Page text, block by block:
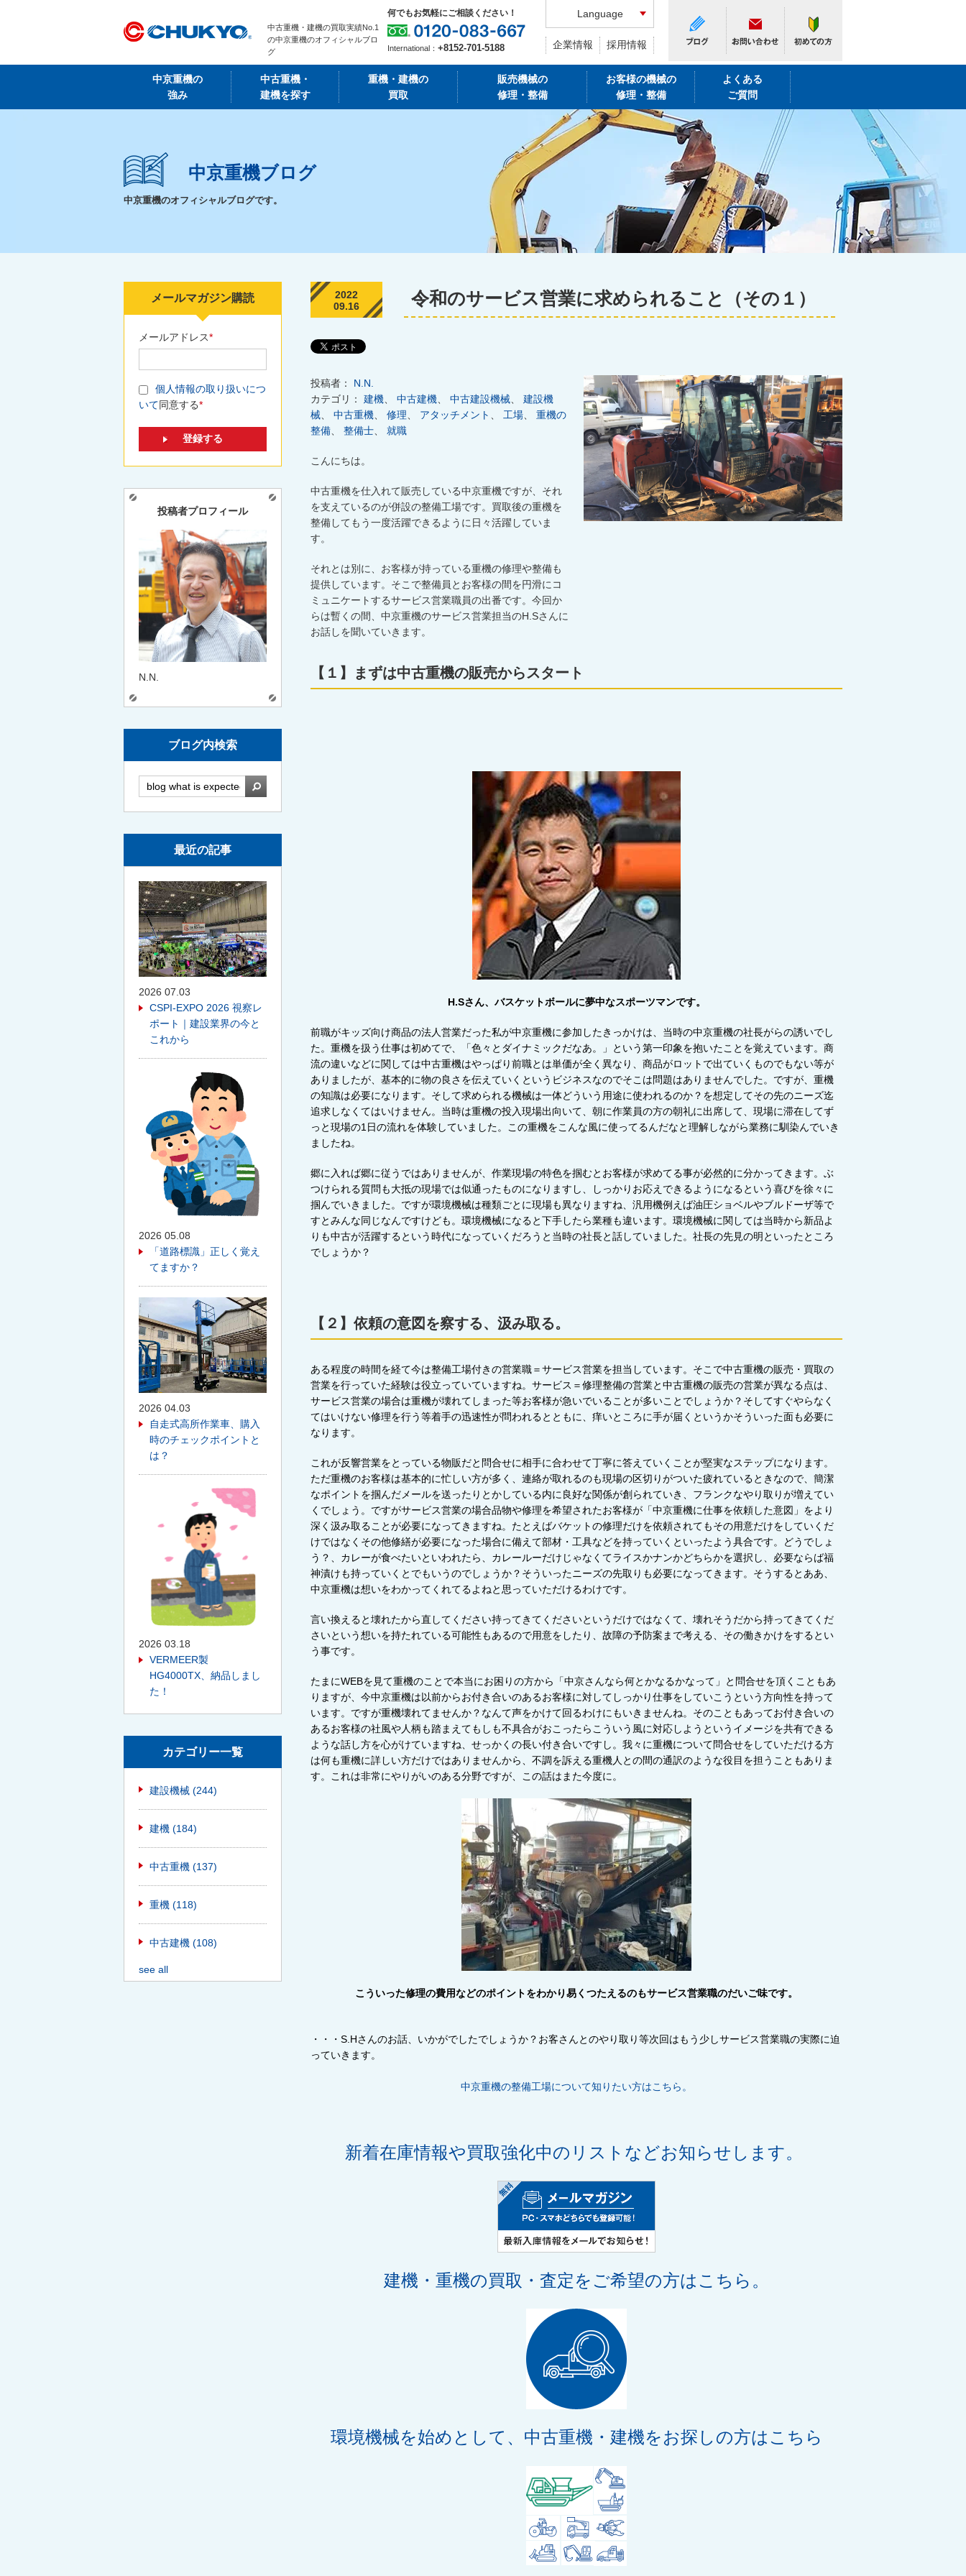
中古重機・建機の買取実績No.1
の中京重機のオフィシャルブロ
グ
何でもお気軽にご相談ください！
International： +8152-701-5188
Language
企業情報 採用情報
中京重機の
強み
中古重機・
建機を探す
重機・建機の
買取
販売機械の
修理・整備
お客様の機械の
修理・整備
よくある
ご質問
中京重機ブログ
中京重機のオフィシャルブログです。
2022
09.16
令和のサービス営業に求められること（その１）
投稿者：
N.N.
カテゴリ： 建機 中古建機 中古建設機械
建設機
械
中古重機 修理 アタッチメント 工場
重機の
整備
整備士 就職
こんにちは。
中古重機を仕入れて販売している中京重機ですが、それ
を支えているのが併設の整備工場です。買取後の重機を
整備してもう一度活躍できるように日々活躍していま
す。
それとは別に、お客様が持っている重機の修理や整備も
提供しています。そこで整備員とお客様の間を円滑にコ
ミュニケートするサービス営業職員の出番です。今回か
らは暫くの間、中京重機のサービス営業担当のH.Sさんに
お話しを聞いていきます。
【１】まずは中古重機の販売からスタート
H.Sさん、バスケットボールに夢中なスポーツマンです。
前職がキッズ向け商品の法人営業だった私が中京重機に参加したきっかけは、当時の中京重機の社長がらの誘いでし
た。重機を扱う仕事は初めてで、「色々とダイナミックだなあ。」という第一印象を抱いたことを覚えています。商
流の違いなどに関しては中古重機はやっぱり前職とは単価が全く異なり、商品がロットで出ていくものでもない等が
ありましたが、基本的に物の良さを伝えていくというビジネスなのでそこは問題はありませんでした。ですが、重機
の知識は必要になります。そして求められる機械は一体どういう用途に使われるのか？を想定してその先のニーズ迄
追求しなくてはいけません。当時は重機の投入現場出向いて、朝に作業員の方の朝礼に出席して、現場に滞在してず
っと現場の1 日の流れを体験していました。この重機をこんな風に使ってるんだなと理解しながら業務に馴染んでいき
ましたね。
郷に入れば郷に従うではありませんが、作業現場の特色を掴むとお客様が求めてる事が必然的に分かってきます。ぶ
つけられる質問も大抵の現場では似通ったものになりますし、しっかりお応えできるようになるという喜びを徐々に
掴んでいきました。ですが環境機械は種類ごとに現場も異なりますね、汎用機例えば油圧ショベルやブルドーザ等で
すとみんな同じなんですけども。環境機械になると下手したら業種も違います。環境機械に関しては当時から新品よ
りも中古が活躍するという時代になっていくだろうと当時の社長と話していました。社長の先見の明といったところ
でしょうか？
【２】依頼の意図を察する、汲み取る。
ある程度の時間を経て今は整備工場付きの営業職＝サービス営業を担当しています。そこで中古重機の販売・買取の
営業を行っていた経験は役立っていていますね。サービス＝修理整備の営業と中古重機の販売の営業が異なる点は、
サービス営業の場合は重機が壊れてしまった等お客様が急いでいることが多いことでしょうか？そしてすぐやらなく
てはいけない修理を行う等着手の迅速性が問われるとともに、痒いところに手が届くというかそういった面も必要に
なります。
これが反響営業をとっている物販だと問合せに相手に合わせて丁寧に答えていくことが堅実なステップになります。
ただ重機のお客様は基本的に忙しい方が多く、連絡が取れるのも現場の区切りがついた疲れているときなので、簡潔
なポイントを掴んだメールを送ったりとかしている内に良好な関係が創られていき、フランクなやり取りが増えてい
くでしょう。ですがサービス営業の場合品物や修理を希望されたお客様が「中京重機に仕事を依頼した意図」をより
深く汲み取ることが必要になってきますね。たとえばバケットの修理だけを依頼されてもその用意だけをしていくだ
けではなくその他修繕が必要になった場合に備えて部材・工具などを持っていくといったよう具合です。どうでしょ
う？、カレーが食べたいといわれたら、カレールーだけじゃなくてライスかナンかどちらかを選択し、必要ならば福
神漬けも持っていくとでもいうのでしょうか？そういったニーズの先取りも必要になってきます。そうするとああ、
中京重機は想いをわかってくれてるよねと思っていただけるわけです。
言い換えると壊れたから直してください持ってきてくださいというだけではなくて、壊れそうだから持ってきてくだ
さいという想いを持たれている可能性もあるので用意をしたり、故障の予防案まで考える、その働きかけをするとい
う事です。
たまにWEBを見て重機のことで本当にお困りの方から「中京さんなら何とかなるかなって」と問合せを頂くこともあ
りますが、今中京重機は以前からお付き合いのあるお客様に対してしっかり仕事をしていこうという方向性を持って
います。ですが重機壊れてませんか？なんて声をかけて回るわけにもいきませんね。そのこともあってお付き合いの
あるお客様の社風や人柄も踏まえてもしも不具合がおこったらこういう風に対応しようというイメージを共有できる
ような話し方を心がけていますね、せっかくの長い付き合いですし。我々に重機について問合せをしていただける方
は何も重機に詳しい方だけではありませんから、不調を訴える重機人との間の通訳のような役目を担うこともありま
す。これは非常にやりがいのある分野ですが、この話はまた今度に。
こういった修理の費用などのポイントをわかり易くつたえるのもサービス営業職のだいご味です。
・・・S.Hさんのお話、いかがでしたでしょうか？お客さんとのやり取り等次回はもう少しサービス営業職の実際に迫
っていきます。
中京重機の整備工場について知りたい方はこちら。
新着在庫情報や買取強化中のリストなどお知らせします。
建機・重機の買取・査定をご希望の方はこちら。
環境機械を始めとして、中古重機・建機をお探しの方はこちら
メールマガジン購読
メールアドレス*
個人情報の取り扱いにつ
いて同意する*
投稿者プロフィール
N.N.
ブログ内検索
検索
最近の記事
2026 07.03
CSPI-EXPO 2026 視察レ
ポート｜建設業界の今と
これから
2026 05.08
「道路標識」正しく覚え
てますか？
2026 04.03
自走式高所作業車、購入
時のチェックポイントと
は？
2026 03.18
VERMEER製
HG4000TX、納品しまし
た！
カテゴリー一覧
建設機械 (244)
建機 (184)
中古重機 (137)
重機 (118)
中古建機 (108)
see all